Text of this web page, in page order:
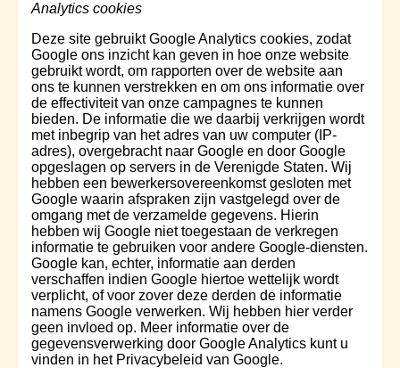
Analytics cookies
Deze site gebruikt Google Analytics cookies, zodat
Google ons inzicht kan geven in hoe onze website
gebruikt wordt, om rapporten over de website aan
ons te kunnen verstrekken en om ons informatie over
de effectiviteit van onze campagnes te kunnen
bieden. De informatie die we daarbij verkrijgen wordt
met inbegrip van het adres van uw computer (IP-
adres), overgebracht naar Google en door Google
opgeslagen op servers in de Verenigde Staten. Wij
hebben een bewerkersovereenkomst gesloten met
Google waarin afspraken zijn vastgelegd over de
omgang met de verzamelde gegevens. Hierin
hebben wij Google niet toegestaan de verkregen
informatie te gebruiken voor andere Google-diensten.
Google kan, echter, informatie aan derden
verschaffen indien Google hiertoe wettelijk wordt
verplicht, of voor zover deze derden de informatie
namens Google verwerken. Wij hebben hier verder
geen invloed op. Meer informatie over de
gegevensverwerking door Google Analytics kunt u
vinden in het Privacybeleid van Google.